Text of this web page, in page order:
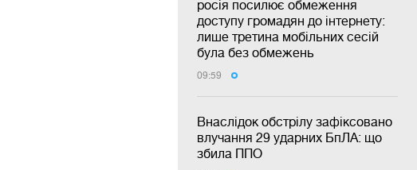
росія посилює обмеження
доступу громадян до інтернету:
лише третина мобільних сесій
була без обмежень
09:59
Внаслідок обстрілу зафіксовано
влучання 29 ударних БпЛА: що
збила ППО